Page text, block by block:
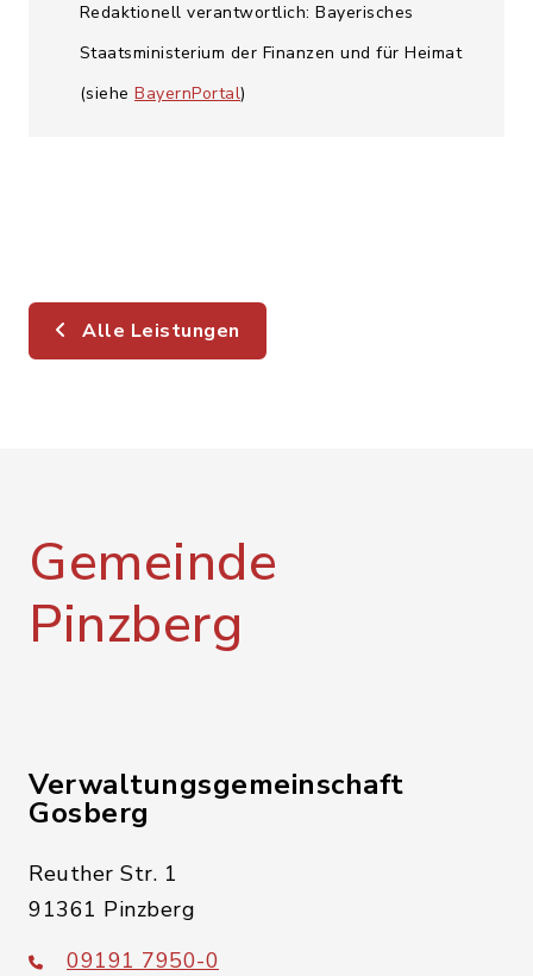
Redaktionell verantwortlich: Bayerisches
Staatsministerium der Finanzen und für Heimat
(siehe BayernPortal)
Alle Leistungen
Gemeinde
Pinzberg
Verwaltungsgemeinschaft
Gosberg
Reuther Str. 1
91361 Pinzberg
09191 7950-0